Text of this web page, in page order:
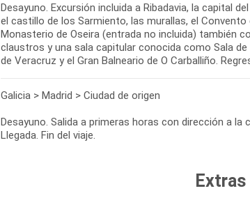
Desayuno. Excursión incluida a Ribadavia, la capital
el castillo de los Sarmiento, las murallas, el
Monasterio de Oseira (entrada no incluida) también
claustros y una sala capitular conocida como Sala
de Veracruz y el Gran Balneario de O Carballiño.
Galicia > Madrid > Ciudad de origen
Desayuno. Salida a primeras horas con dirección a
Llegada. Fin del viaje.
Extras